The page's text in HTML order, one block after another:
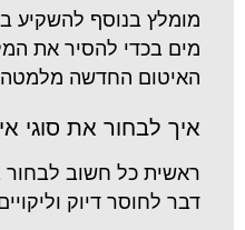
מומלץ בנוסף להשקיע
מים בכדי להסיר את
האיטום החדשה
איך לבחור את סוגי
ראשית כל חשוב לבחור
דבר לחוסר דיוק